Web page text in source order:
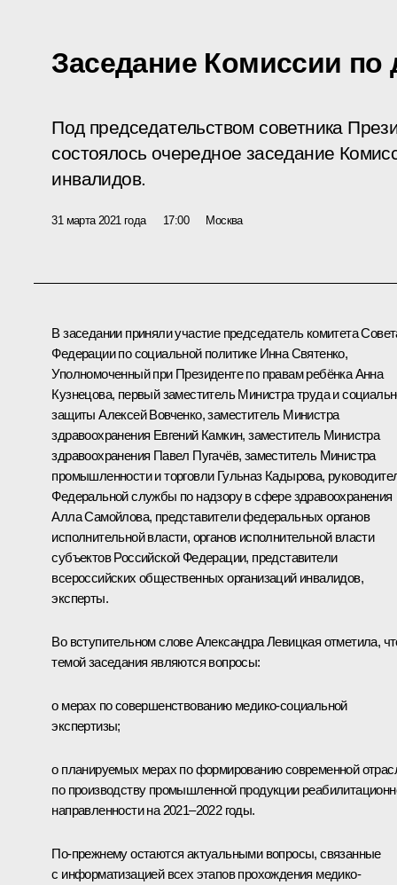
Заседание Комиссии
Под председательством советника
состоялось очередное заседание
инвалидов.
31 марта 2021 года 17:00 Москва
В заседании приняли участие председатель комитета
Федерации по социальной политике Инна Святенко,
Уполномоченный при Президенте по правам ребёнкаАнна
Кузнецова, первый заместитель Министра труда и
защиты Алексей Вовченко, заместитель Министра
здравоохранения Евгений Камкин, заместитель Министра
здравоохранения Павел Пугачёв, заместитель Министра
промышленности и торговли Гульназ Кадырова,
Федеральной службы по надзору в сфере здравоохранения
Алла Самойлова, представители федеральных органов
исполнительной власти, органов исполнительной власти
субъектов Российской Федерации, представители
всероссийских общественных организаций инвалидов,
эксперты.
Во вступительном словеАлександра Левицкая отметила,
темой заседания являются вопросы:
о мерах по совершенствованию медико-социальной
экспертизы;
о планируемых мерах по формированию современной
по производству промышленной продукции
направленности на 2021–2022 годы.
По-прежнему остаются актуальными вопросы, связанные
с информатизацией всех этапов прохождения медико-